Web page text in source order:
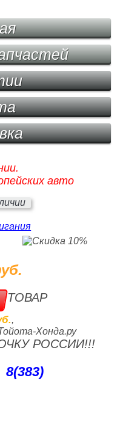
авто
,
Хонда.ру
ТОВАР
РОССИИ!!!
8(383)